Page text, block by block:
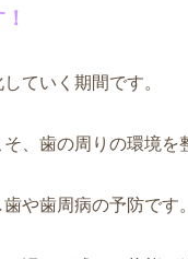
ていく期間です。
、歯の周りの環境を
や歯周病の予防です。